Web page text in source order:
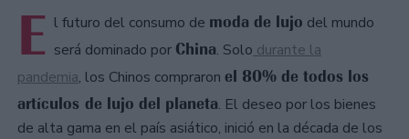
E l futuro del consumo de moda de lujo del mundo
será dominado por China. Solo durante la
pandemia, los Chinos compraron el 80% de todos los
artículos de lujo del planeta. El deseo por los bienes
de alta gama en el país asiático, inició en la década de los